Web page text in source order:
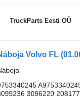
TruckParts Eesti OÜ
3096220